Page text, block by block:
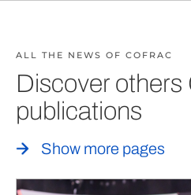
ALL THE NEWS OF COFRAC
Discover others
publications
Show more pages